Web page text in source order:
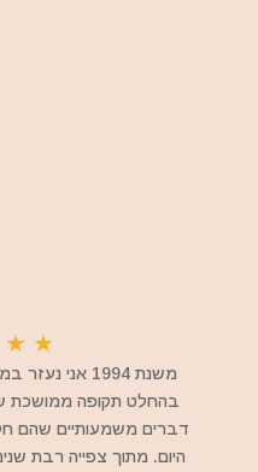
★
★
משנת 1994 אני
בהחלט תקופה ממושכת
דברים משמעותיים שהם
היום. מתוך צפייה רבת